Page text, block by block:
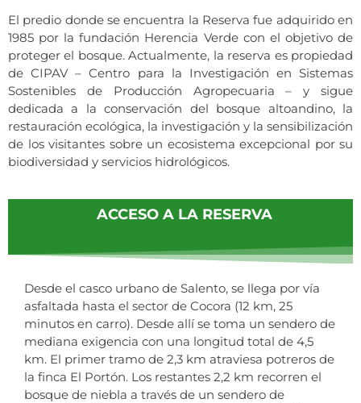
El predio donde se encuentra la Reserva fue adquirido en
1985 por la fundación Herencia Verde con el objetivo de
proteger el bosque. Actualmente, la reserva es propiedad
de CIPAV – Centro para la Investigación en Sistemas
Sostenibles de Producción Agropecuaria – y sigue
dedicada a la conservación del bosque altoandino, la
restauración ecológica, la investigación y la sensibilización
de los visitantes sobre un ecosistema excepcional por su
biodiversidad y servicios hidrológicos.
ACCESO A LA RESERVA
Desde el casco urbano de Salento, se llega por vía
asfaltada hasta el sector de Cocora (12 km, 25
minutos en carro). Desde allí se toma un sendero de
mediana exigencia con una longitud total de 4,5
km. El primer tramo de 2,3 km atraviesa potreros de
la finca El Portón. Los restantes 2,2 km recorren el
bosque de niebla a través de un sendero de